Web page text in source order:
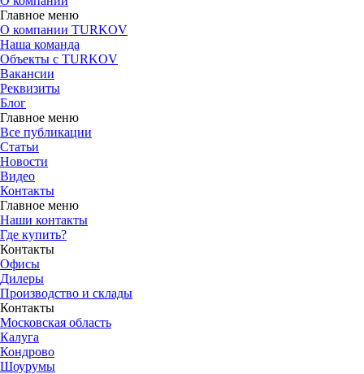
Главное меню
О компании TURKOV
Наша команда
Объекты с TURKOV
Вакансии
Реквизиты
Блог
Главное меню
Все публикации
Статьи
Новости
Видео
Контакты
Главное меню
Наши контакты
Где купить?
Контакты
Офисы
Дилеры
Производство и склады
Контакты
Московская область
Калуга
Кондрово
Шоурумы